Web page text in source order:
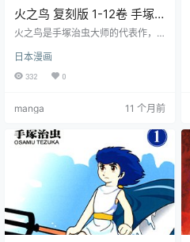
火之鸟 复刻版 1-12卷 手塚
治虫 高清漫画全集下载
火之鸟是手塚治虫大师的代表作，
载。讲述了一段关于「生」与
「死」的故事，跨越了日本古代到
争，相爱的命运之旅。
日本漫画
332 0
manga 11 个月前